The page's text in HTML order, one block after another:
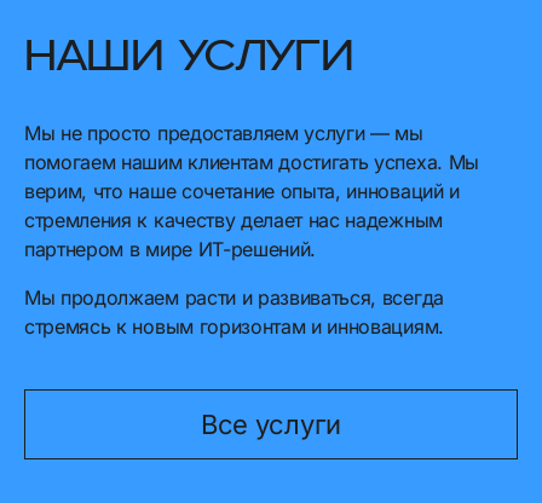
Наши услуги
Мы не просто предоставляем услуги — мы
помогаем нашим клиентам достигать успеха. Мы
верим, что наше сочетание опыта, инноваций и
стремления к качеству делает нас надежным
партнером в мире ИТ-решений.
Мы продолжаем расти и развиваться, всегда
стремясь к новым горизонтам и инновациям.
Все услуги